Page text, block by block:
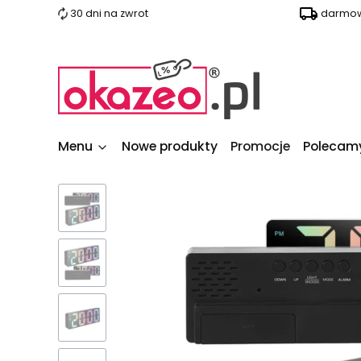
30 dni na zwrot
Menu Nowe produkty Promocje